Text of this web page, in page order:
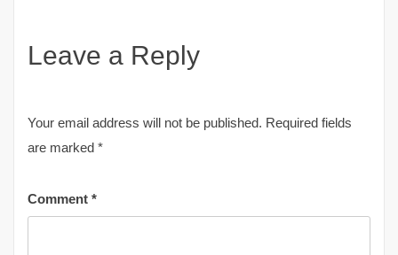
Leave a Reply
Your email address will not be published. Required fields
are marked *
Comment *